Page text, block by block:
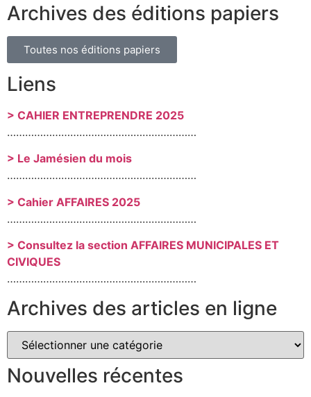
Archives des éditions papiers
Toutes nos éditions papiers
Liens
> CAHIER ENTREPRENDRE 2025
………………………………………………………
> Le Jamésien du mois
………………………………………………………
> Cahier AFFAIRES 2025
………………………………………………………
> Consultez la section AFFAIRES MUNICIPALES ET
CIVIQUES
………………………………………………………
Archives des articles en ligne
Nouvelles récentes